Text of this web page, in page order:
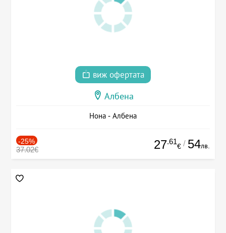
виж офертата
Албена
Нона - Албена
-25%
37.02€ 27.61
€ / 54лв.